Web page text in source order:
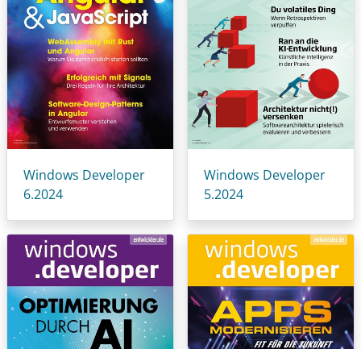
Windows Developer
6.2024
Windows Developer
5.2024